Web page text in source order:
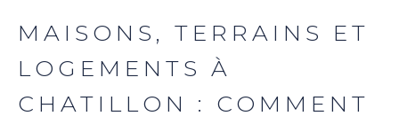
MAISONS, TERRAINS ET
LOGEMENTS À
CHATILLON : COMMENT